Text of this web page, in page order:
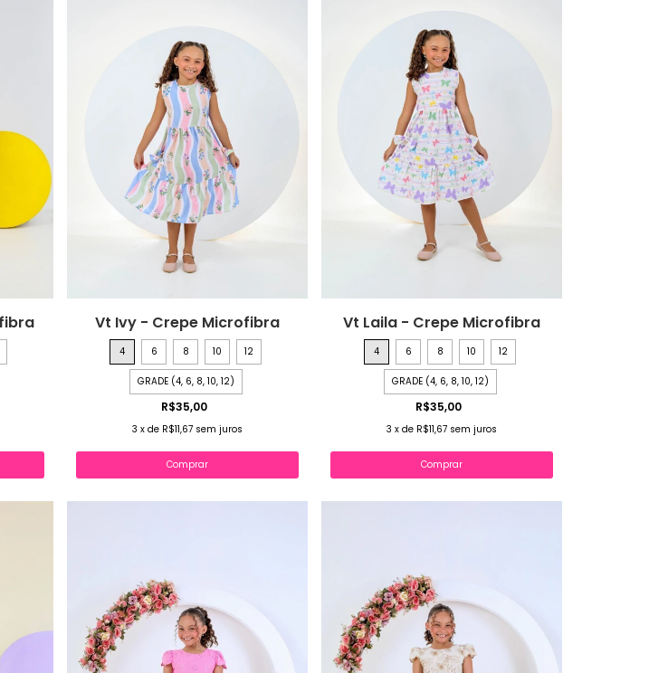
Vt Ivy - Crepe Microfibra
4 6 8 10 12
GRADE (4, 6, 8, 10, 12)
R$35,00
3 x de R$11,67 sem juros
Comprar
Vt Laila - Crepe Microfibra
4 6 8 10 12
GRADE (4, 6, 8, 10, 12)
R$35,00
3 x de R$11,67 sem juros
Comprar